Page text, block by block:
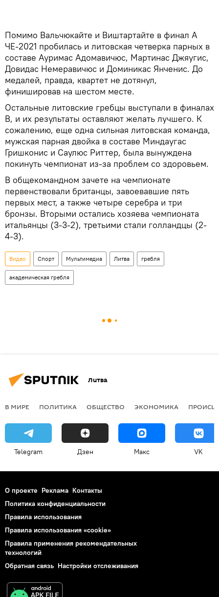
Помимо Вальчюкайте и Виштартайте в финал А
ЧЕ-2021 пробилась и литовская четверка парных в
составе Ауримас Адомавичюс, Мартинас Джяугис,
Довидас Немеравичюс и Доминикас Янченис. До
медалей, правда, квартет не дотянул,
финишировав на шестом месте.
Остальные литовские гребцы выступали в финалах
В, и их результаты оставляют желать лучшего. К
сожалению, еще одна сильная литовская команда,
мужская парная двойка в составе Миндаугас
Гришконис и Саулюс Риттер, была вынуждена
покинуть чемпионат из-за проблем со здоровьем.
В общекомандном зачете на чемпионате
первенствовали британцы, завоевавшие пять
первых мест, а также четыре серебра и три
бронзы. Вторыми остались хозяева чемпионата
итальянцы (3-3-2), третьими стали голландцы (2-
4-3).
Видео Спорт Мультимедиа Литва гребля
академическая гребля
Литва
В МИРЕ ПОЛИТИКА ОБЩЕСТВО ЭКОНОМИКА
Telegram Дзен Макс VK
О проекте Реклама Контакты
Политика конфиденциальности
Правила использования
Правила использования «cookie»
Правила применения рекомендательных
технологий
Обратная связь Настройки отслеживания